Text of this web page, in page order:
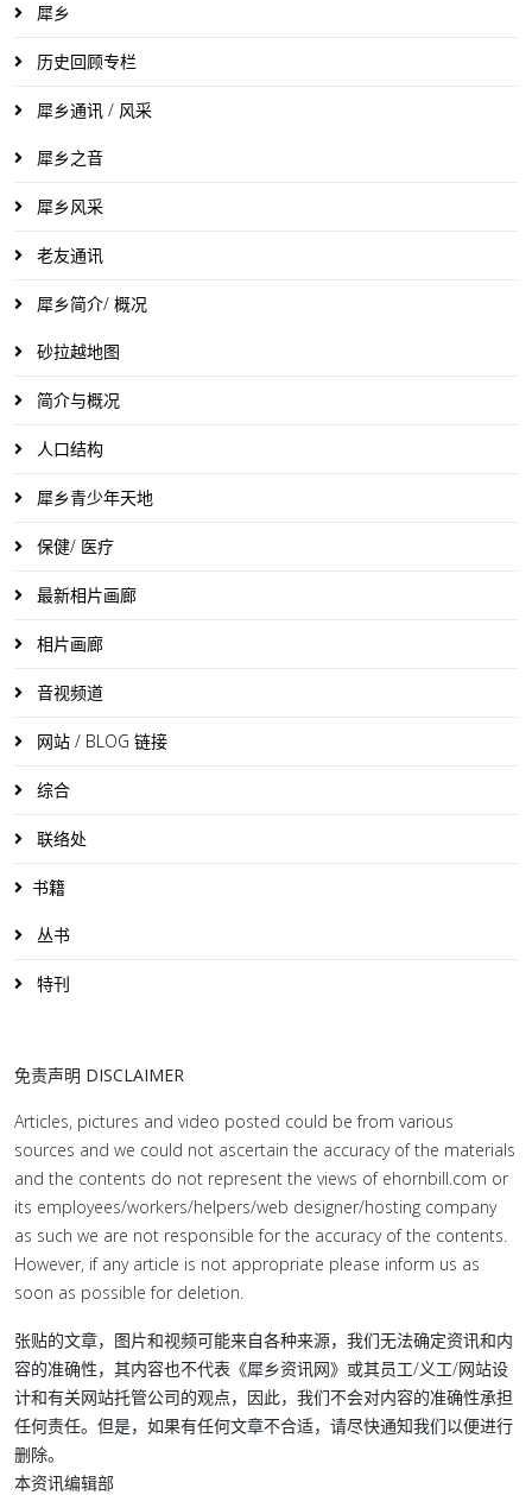
犀乡
历史回顾专栏
犀乡通讯 / 风采
犀乡之音
犀乡风采
老友通讯
犀乡简介/ 概况
砂拉越地图
简介与概况
人口结构
犀乡青少年天地
保健/ 医疗
最新相片画廊
相片画廊
音视频道
网站 / BLOG 链接
综合
联络处
书籍
丛书
特刊
免责声明 DISCLAIMER
Articles, pictures and video posted could be from various
sources and we could not ascertain the accuracy of the materials
and the contents do not represent the views of ehornbill.com or
its employees/workers/helpers/web designer/hosting company
as such we are not responsible for the accuracy of the contents.
However, if any article is not appropriate please inform us as
soon as possible for deletion.
张贴的文章，图片和视频可能来自各种来源，我们无法确定资讯和内
容的准确性，其内容也不代表《犀乡资讯网》或其员工/义工/网站设
计和有关网站托管公司的观点，因此，我们不会对内容的准确性承担
任何责任。但是，如果有任何文章不合适，请尽快通知我们以便进行
删除。
本资讯编辑部